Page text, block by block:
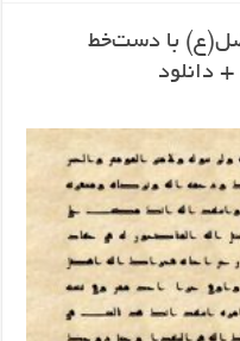
با دست‌خط
دانلود